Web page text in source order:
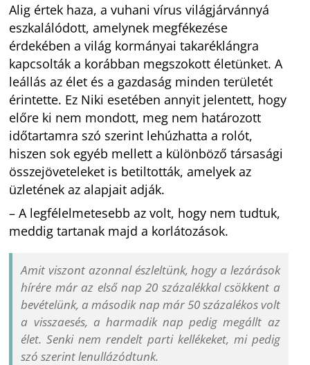
Alig értek haza, a vuhani vírus világjárvánnyá
eszkalálódott, amelynek megfékezése
érdekében a világ kormányai takaréklángra
kapcsolták a korábban megszokott életünket. A
leállás az élet és a gazdaság minden területét
érintette. Ez Niki esetében annyit jelentett, hogy
előre ki nem mondott, meg nem határozott
időtartamra szó szerint lehúzhatta a rolót,
hiszen sok egyéb mellett a különböző társasági
összejöveteleket is betiltották, amelyek az
üzletének az alapjait adják.
– A legfélelmetesebb az volt, hogy nem tudtuk,
meddig tartanak majd a korlátozások.
Amit viszont azonnal észleltünk, hogy a lezárások
hírére már az első nap 20 százalékkal csökkent a
bevételünk, a második nap már 50 százalékos volt
a visszaesés, a harmadik nap pedig megállt az
élet. Senki nem rendelt parti kellékeket, mi pedig
szó szerint lenullázódtunk.